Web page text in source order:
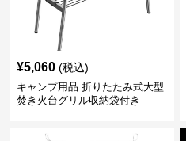
¥5,060 (税込)
キャンプ用品 折りたたみ式大型
焚き火台グリル収納袋付き